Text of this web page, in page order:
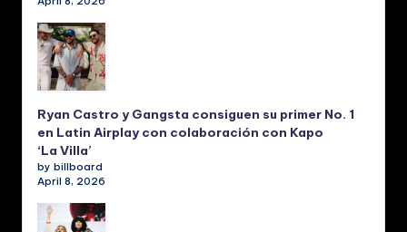
Ryan Castro y Gangsta consiguen su primer No. 1
en Latin Airplay con colaboración con Kapo
‘La Villa’
by billboard
April 8, 2026